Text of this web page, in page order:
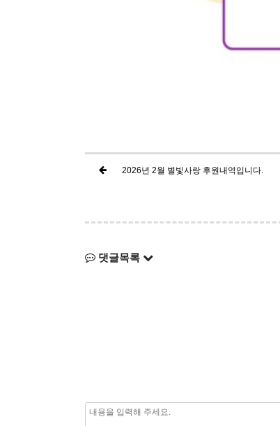
2026년 2월 별빛사랑 후원내역입니다.
댓글목록